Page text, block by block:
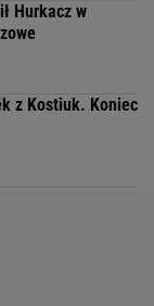
Hurkacz w
z Kostiuk. Koniec